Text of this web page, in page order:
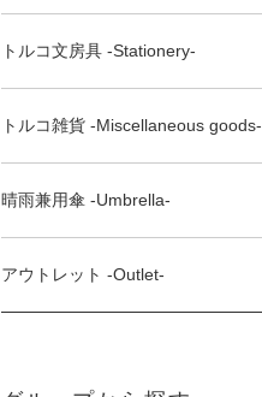
トルコ文房具 -Stationery-
トルコ雑貨 -Miscellaneous goods-
晴雨兼用傘 -Umbrella-
アウトレット -Outlet-